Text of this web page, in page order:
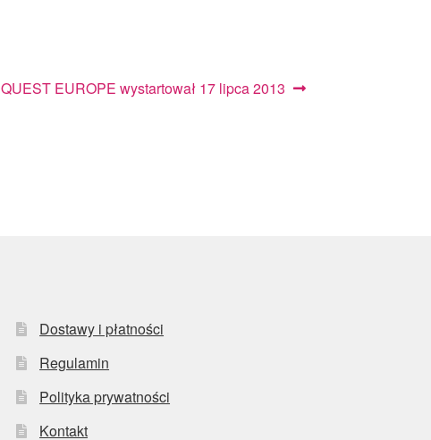
Następny
QUEST EUROPE wystartował 17 lipca 2013
Dostawy i płatności
Regulamin
Polityka prywatności
Kontakt